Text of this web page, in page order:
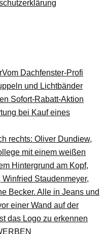
Vom Dachfenster-Profi
und Lichtbänder
Sofort-Rabatt-Aktion
bei Kauf eines